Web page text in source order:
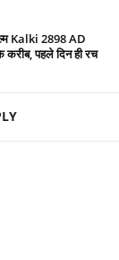
Kalki 2898 AD
पहले दिन ही रच